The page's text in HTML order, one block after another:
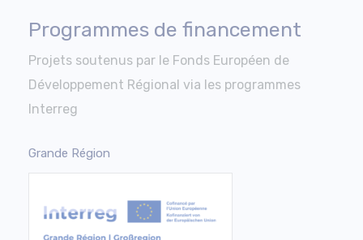
Programmes de financement
Projets soutenus par le Fonds Européen de
Développement Régional via les programmes
Interreg
Grande Région